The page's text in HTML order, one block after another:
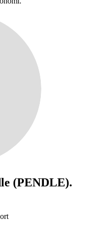
(PENDLE).